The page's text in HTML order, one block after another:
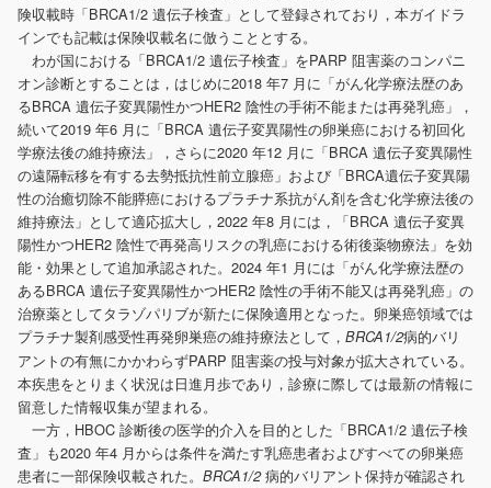
険収載時「BRCA1/2 遺伝子検査」として登録されており，本ガイドラ
インでも記載は保険収載名に倣うこととする。
わが国における「BRCA1/2 遺伝子検査」をPARP 阻害薬のコンパニ
オン診断とすることは，はじめに2018 年7 月に「がん化学療法歴のあ
るBRCA 遺伝子変異陽性かつHER2 陰性の手術不能または再発乳癌」，
続いて2019 年6 月に「BRCA 遺伝子変異陽性の卵巣癌における初回化
学療法後の維持療法」，さらに2020 年12 月に「BRCA 遺伝子変異陽性
の遠隔転移を有する去勢抵抗性前立腺癌」および「BRCA遺伝子変異陽
性の治癒切除不能膵癌におけるプラチナ系抗がん剤を含む化学療法後の
維持療法」として適応拡大し，2022 年8 月には，「BRCA 遺伝子変異
陽性かつHER2 陰性で再発高リスクの乳癌における術後薬物療法」を効
能・効果として追加承認された。2024 年1 月には「がん化学療法歴の
あるBRCA 遺伝子変異陽性かつHER2 陰性の手術不能又は再発乳癌」の
治療薬としてタラゾパリブが新たに保険適用となった。卵巣癌領域では
プラチナ製剤感受性再発卵巣癌の維持療法として， BRCA1/2病的バリ
アントの有無にかかわらずPARP 阻害薬の投与対象が拡大されている。
本疾患をとりまく状況は日進月歩であり，診療に際しては最新の情報に
留意した情報収集が望まれる。
一方，HBOC 診断後の医学的介入を目的とした「BRCA1/2 遺伝子検
査」も2020 年4 月からは条件を満たす乳癌患者およびすべての卵巣癌
患者に一部保険収載された。 BRCA1/2病的バリアント保持が確認され